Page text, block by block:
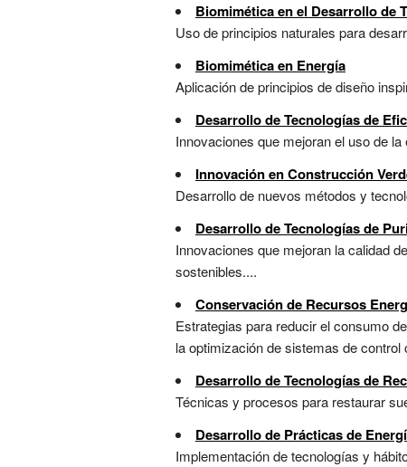
Biomimética en el Desarrollo de
Uso de principios naturales para
Biomimética en Energía
Aplicación de principios de diseño
Desarrollo de Tecnologías de
Innovaciones que mejoran el uso de
Innovación en Construcción
Desarrollo de nuevos métodos y
Desarrollo de Tecnologías de
Innovaciones que mejoran la calidad
sostenibles....
Conservación de Recursos
Estrategias para reducir el consumo
la optimización de sistemas de control
Desarrollo de Tecnologías de
Técnicas y procesos para restaurar
Desarrollo de Prácticas de
Implementación de tecnologías y